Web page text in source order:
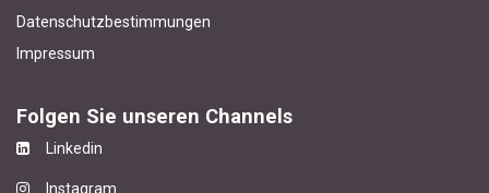
Datenschutzbestimmungen
Impressum
Folgen Sie unseren Channels
Linkedin
Instagram